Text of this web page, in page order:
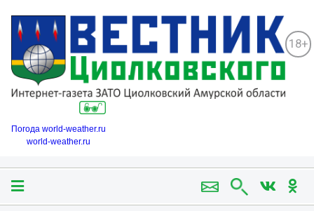
18+
Погода world-weather.ru
world-weather.ru